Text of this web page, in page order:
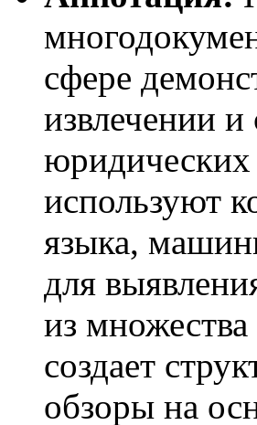
сфере
извлечении
используют
языка,
для
из
создает
обзоры на